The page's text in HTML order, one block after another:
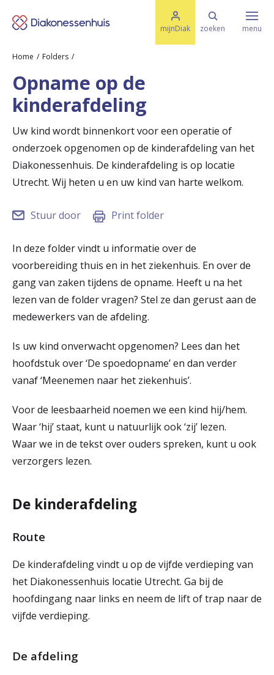
mijnDiak zoeken
M
e
menu
Ziektes & Aandoeningen
Uw bezoek
Spoed
Translate
Werken & Leren bij
Zorgverleners
Home Folders
Opname op de
kinderafdeling
Uw kind wordt binnenkort voor een operatie of
onderzoek opgenomen op de kinderafdeling van het
Diakonessenhuis. De kinderafdeling is op locatie
Utrecht. Wij heten u en uw kind van harte welkom.
Stuur door Print folder
In deze folder vindt u informatie over de
voorbereiding thuis en in het ziekenhuis. En over de
gang van zaken tijdens de opname. Heeft u na het
lezen van de folder vragen? Stel ze dan gerust aan de
medewerkers van de afdeling.
Is uw kind onverwacht opgenomen? Lees dan het
hoofdstuk over ‘De spoedopname’ en dan verder
vanaf ‘Meenemen naar het ziekenhuis’.
Voor de leesbaarheid noemen we een kind hij/hem.
Waar ‘hij’ staat, kunt u natuurlijk ook ‘zij’ lezen.
Waar we in de tekst over ouders spreken, kunt u ook
verzorgers lezen.
De kinderafdeling
Route
De kinderafdeling vindt u op de vijfde verdieping van
het Diakonessenhuis locatie Utrecht. Ga bij de
hoofdingang naar links en neem de lift of trap naar de
vijfde verdieping.
De afdeling